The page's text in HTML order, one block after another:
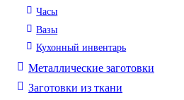
Часы
Вазы
Кухонный инвентарь
Металлические заготовки
Заготовки из ткани